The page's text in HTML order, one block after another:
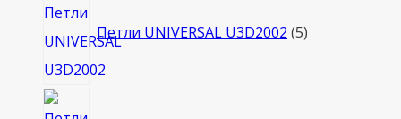
Петли UNIVERSAL U3D2002 5товаров